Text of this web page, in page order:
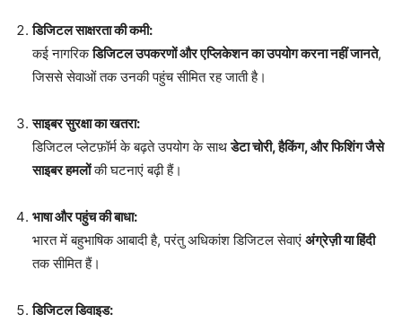
डिजिटल साक्षरता की कमी:
कई नागरिकडिजिटल उपकरणों और एप्लिकेशन का उपयोग करना नहीं जानते,
जिससे सेवाओं तक उनकी पहुंच सीमित रह जाती है।
साइबर सुरक्षा का खतरा:
डिजिटल प्लेटफ़ॉर्म के बढ़ते उपयोग के साथडेटा चोरी, हैकिंग, और फिशिंग जैसे
साइबर हमलोंकी घटनाएं बढ़ी हैं।
भाषा और पहुंच की बाधा:
भारत में बहुभाषिक आबादी है, परंतु अधिकांश डिजिटल सेवाएं अंग्रेज़ी या हिंदी
तक सीमित हैं।
डिजिटल डिवाइड: